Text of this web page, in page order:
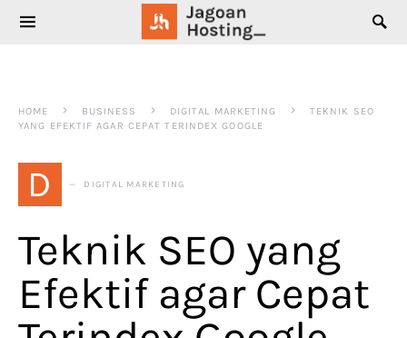
SEARCH FOR:
HOME BUSINESS DIGITAL MARKETING
TEKNIK SEO
YANG EFEKTIF AGAR CEPAT TERINDEX GOOGLE
D DIGITAL MARKETING
Teknik SEO yang
Efektif agar Cepat